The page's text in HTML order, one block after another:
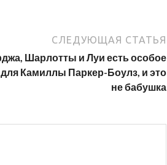
СЛЕДУЮЩАЯ СТАТЬЯ
Шарлотты и Луи есть особое
Камиллы Паркер-Боулз, и это
не бабушка